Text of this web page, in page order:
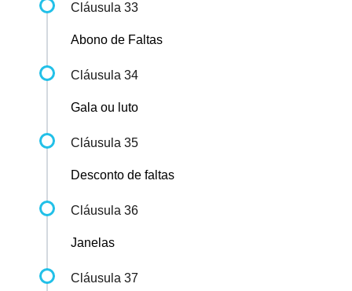
Cláusula 33
Abono de Faltas
Cláusula 34
Gala ou luto
Cláusula 35
Desconto de faltas
Cláusula 36
Janelas
Cláusula 37